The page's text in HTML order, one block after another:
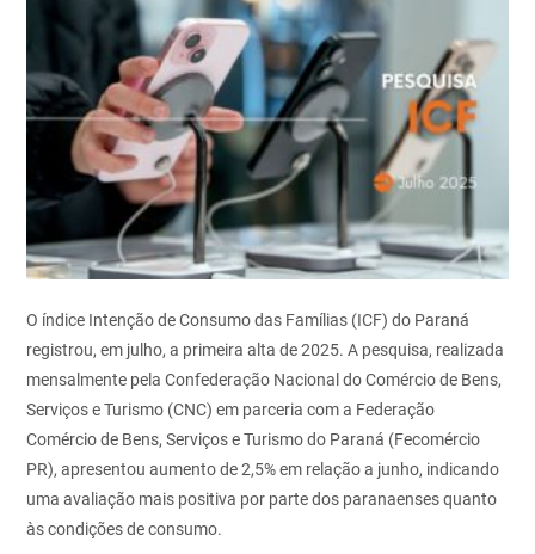
O índice Intenção de Consumo das Famílias (ICF) do Paraná
registrou, em julho, a primeira alta de 2025. A pesquisa, realizada
mensalmente pela Confederação Nacional do Comércio de Bens,
Serviços e Turismo (CNC) em parceria com a Federação
Comércio de Bens, Serviços e Turismo do Paraná (Fecomércio
PR), apresentou aumento de 2,5% em relação a junho, indicando
uma avaliação mais positiva por parte dos paranaenses quanto
às condições de consumo.